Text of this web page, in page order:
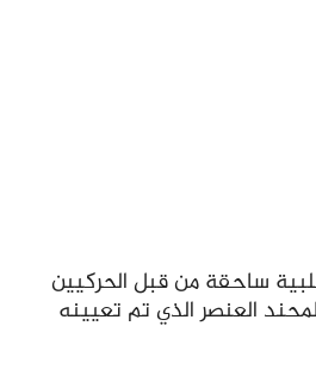
ساحقة من قبل الحركيين
العنصر الذي تم تعيينه